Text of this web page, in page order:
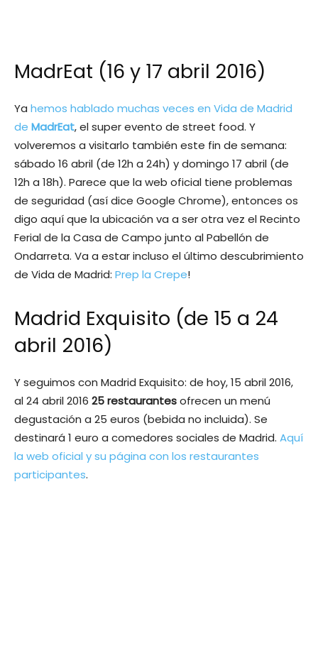
MadrEat (16 y 17 abril 2016)
Ya hemos hablado muchas veces en Vida de Madrid
de MadrEat, el super evento de street food. Y
volveremos a visitarlo también este fin de semana:
sábado 16 abril (de 12h a 24h) y domingo 17 abril (de
12h a 18h). Parece que la web oficial tiene problemas
de seguridad (así dice Google Chrome), entonces os
digo aquí que la ubicación va a ser otra vez el Recinto
Ferial de la Casa de Campo junto al Pabellón de
Ondarreta. Va a estar incluso el último descubrimiento
de Vida de Madrid: Prep la Crepe!
Madrid Exquisito (de 15 a 24
abril 2016)
Y seguimos con Madrid Exquisito: de hoy, 15 abril 2016,
al 24 abril 2016 25 restaurantesofrecen un menú
degustación a 25 euros (bebida no incluida). Se
destinará 1 euro a comedores sociales de Madrid. Aquí
la web oficial y su página con los restaurantes
participantes.